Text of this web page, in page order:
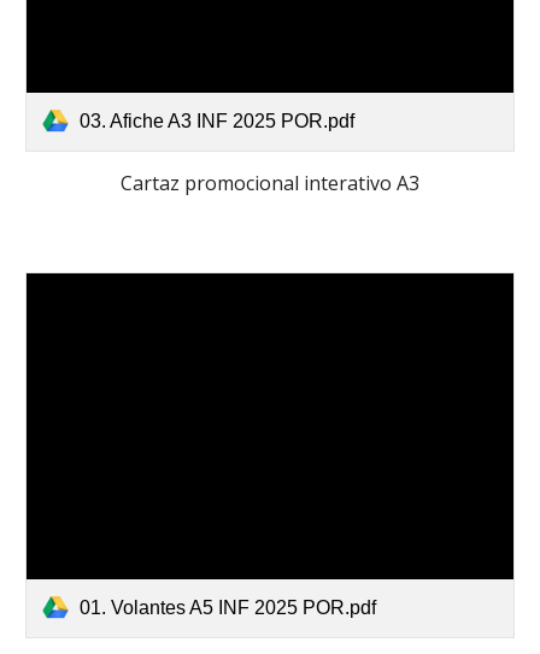
03. Afiche A3 INF 2025 POR.pdf
Cartaz promocional interativo A3
01. Volantes A5 INF 2025 POR.pdf